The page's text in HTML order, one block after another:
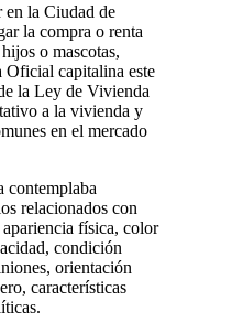
en la Ciudad de
la compra o renta
o mascotas,
Oficial capitalina este
la Ley de Vivienda
a la vivienda y
en el mercado
contemplaba
relacionados con
física, color
condición
orientación
características